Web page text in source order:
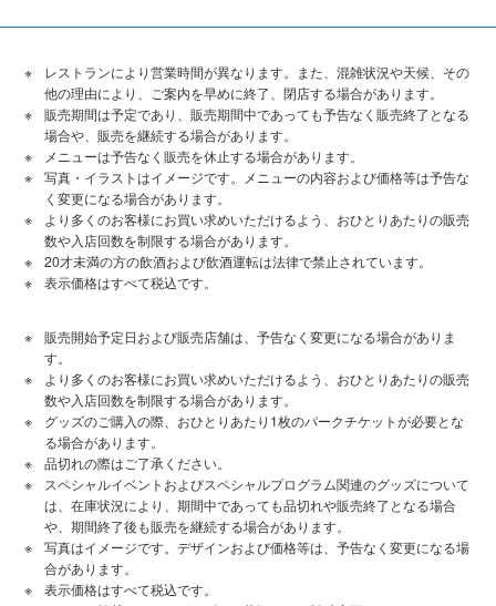
レストランにより営業時間が異なります。また、混雑状況や天候、その
他の理由により、ご案内を早めに終了、閉店する場合があります。
販売期間は予定であり、販売期間中であっても予告なく販売終了となる
場合や、販売を継続する場合があります。
メニューは予告なく販売を休止する場合があります。
写真・イラストはイメージです。メニューの内容および価格等は予告な
く変更になる場合があります。
より多くのお客様にお買い求めいただけるよう、おひとりあたりの販売
数や入店回数を制限する場合があります。
20才未満の方の飲酒および飲酒運転は法律で禁止されています。
表⽰価格はすべて税込です。
販売開始予定日および販売店舗は、予告なく変更になる場合がありま
す。
より多くのお客様にお買い求めいただけるよう、おひとりあたりの販売
数や入店回数を制限する場合があります。
グッズのご購入の際、おひとりあたり1枚のパークチケットが必要とな
る場合があります。
品切れの際はご了承ください。
スペシャルイベントおよびスペシャルプログラム関連のグッズについて
は、在庫状況により、期間中であっても品切れや販売終了となる場合
や、期間終了後も販売を継続する場合があります。
写真はイメージです。デザインおよび価格等は、予告なく変更になる場
合があります。
表示価格はすべて税込です。